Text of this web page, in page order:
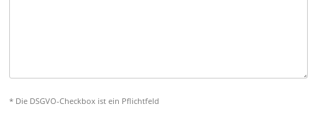
* Die DSGVO-Checkbox ist ein Pflichtfeld